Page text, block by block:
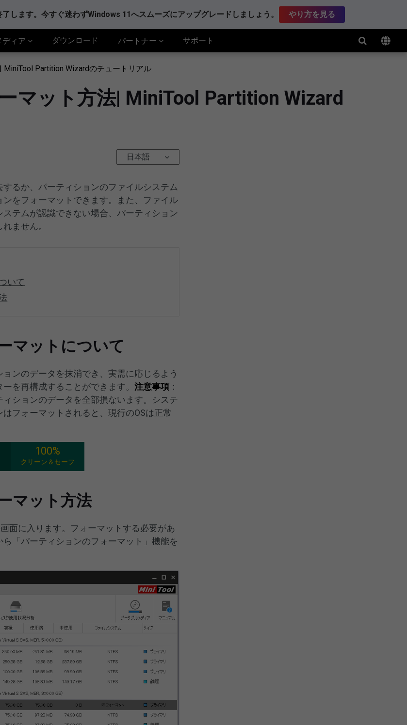
了します。今すぐ迷わずWindows 11へスムーズにアップグレードしましょう。 やり方を見る
ディア ダウンロード パートナー サポート
Partition Wizardのチュートリアル
マット方法| MiniTool Partition Wizard
日本語
るか、パーティションのファイルシステム
をフォーマットできます。また、ファイル
テムが認識できない場合、パーティション
ません。
いて
マットについて
ンのデータを抹消でき、実需に応じるよう
を再構成することができます。注意事項 ：
ションのデータを全部損ないます。システ
フォーマットされると、現行のOSは正常
100%
クリーン＆セーフ
マット方法
面に入ります。フォーマットする必要があ
「パーティションのフォーマット」機能を